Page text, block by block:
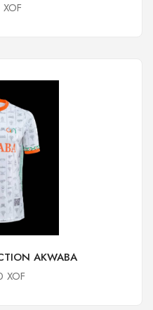
AKWABA